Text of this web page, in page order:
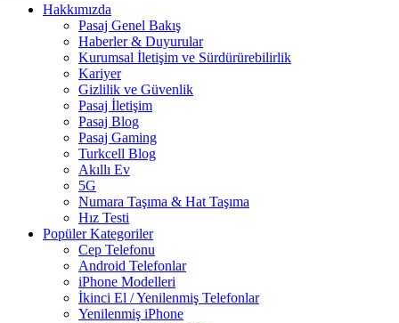
Hakkımızda
Pasaj Genel Bakış
Haberler & Duyurular
Kurumsal İletişim ve Sürdürürebilirlik
Kariyer
Gizlilik ve Güvenlik
Pasaj İletişim
Pasaj Blog
Pasaj Gaming
Turkcell Blog
Akıllı Ev
5G
Numara Taşıma & Hat Taşıma
Hız Testi
Popüler Kategoriler
Cep Telefonu
Android Telefonlar
iPhone Modelleri
İkinci El / Yenilenmiş Telefonlar
Yenilenmiş iPhone